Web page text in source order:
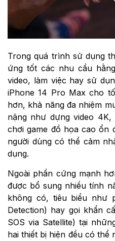
Trong quá trình sử dụng
ứng tốt các nhu cầu
video, làm việc hay sử
iPhone 14 Pro Max cho
hơn, khả năng đa nhiệm
nặng như dựng video
chơi game đồ họa cao ổn
người dùng có thể cảm
dụng.
Ngoài phần cứng mạnh
được bổ sung nhiều tính
không có, tiêu biểu như
Detection) hay gọi khẩn
SOS via Satellite) tại
hai thiết bị hiện đều có thể